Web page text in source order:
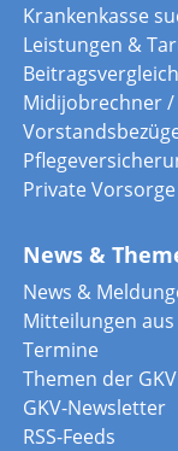
Krankenkasse
Leistungen &
Midijobrechner
Private Vorsorge
News &
News &
Mitteilungen aus
Termine
Themen der GKV
GKV-Newsletter
RSS-Feeds